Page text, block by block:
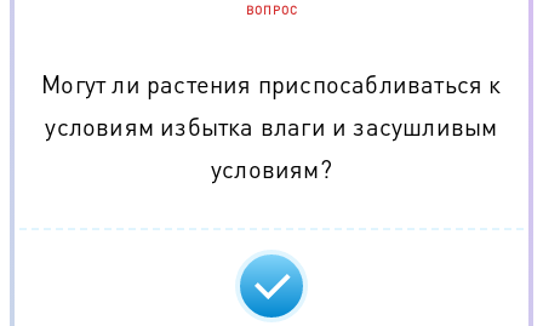
ВОПРОС
Могут ли растения приспосабливаться к
условиям избытка влаги и засушливым
условиям?